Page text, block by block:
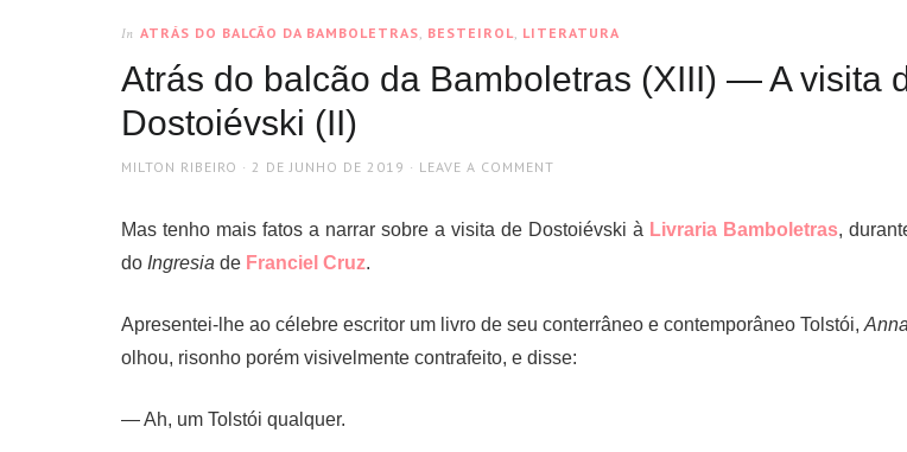
In ATRÁS DO BALCÃO DA BAMBOLETRAS, BESTEIROL, LITERATURA
Atrás do balcão da Bamboletras (XIII) — A visita
Dostoiévski (II)
AUTHOR
MILTON RIBEIRO
POSTED
2 DE JUNHO DE 2019 LEAVE A COMMENT
Mas tenho mais fatos a narrar sobre a visita de Dostoiévski à Livraria Bamboletras,
do Ingresia de Franciel Cruz.
Apresentei-lhe ao célebre escritor um livro de seu conterrâneo e contemporâneo Tolstói,
olhou, risonho porém visivelmente contrafeito, e disse:
— Ah, um Tolstói qualquer.